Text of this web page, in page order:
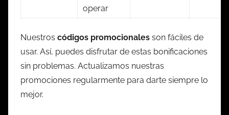
operar
Nuestros códigos promocionales son fáciles de
usar. Así, puedes disfrutar de estas bonificaciones
sin problemas. Actualizamos nuestras
promociones regularmente para darte siempre lo
mejor.